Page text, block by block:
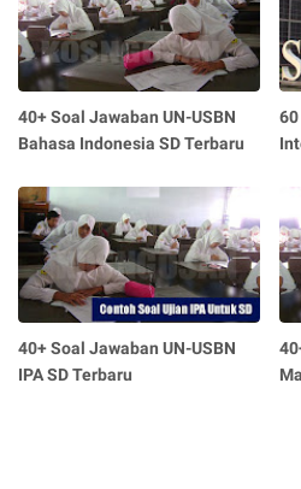
40+ Soal Jawaban UN-USBN
Bahasa Indonesia SD Terbaru
40+ Soal Jawaban UN-USBN
IPA SD Terbaru